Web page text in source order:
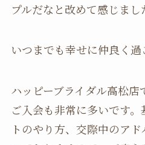
プルだなと改めて感じま
いつまでも幸せに仲良く過
ハッピーブライダル高松
ご入会も非常に多いです
トのやり方、交際中のア